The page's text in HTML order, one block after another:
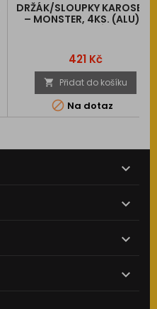
DRŽÁK/SLOUPKY KAROSERIE
– MONSTER, 4KS. (ALU) -
Cena
421 Kč
 Přidat do košíku
 Na dotaz



